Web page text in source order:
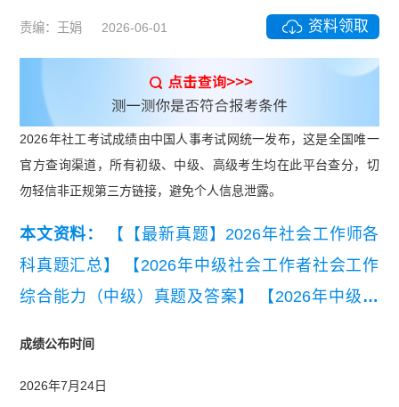
责编：王娟 2026-06-01 资料领取
2026年社工考试成绩由中国人事考试网统一发布，这是全国唯一
官方查询渠道，所有初级、中级、高级考生均在此平台查分，切
勿轻信非正规第三方链接，避免个人信息泄露。
本文资料：
【【最新真题】2026年社会工作师各
科真题汇总】
【2026年中级社会工作者社会工作
综合能力（中级）真题及答案】
【2026年中级社
考答案】 【2026年初级社会工作者社会工作实务
成绩公布时间
2026年7月24日